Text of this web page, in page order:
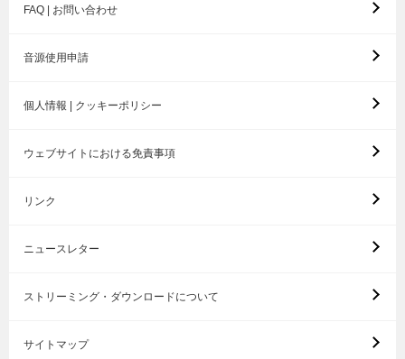
FAQ | お問い合わせ
音源使用申請
個人情報 | クッキーポリシー
ウェブサイトにおける免責事項
リンク
ニュースレター
ストリーミング・ダウンロードについて
サイトマップ